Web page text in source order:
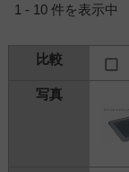
1 - 10 件を表示中